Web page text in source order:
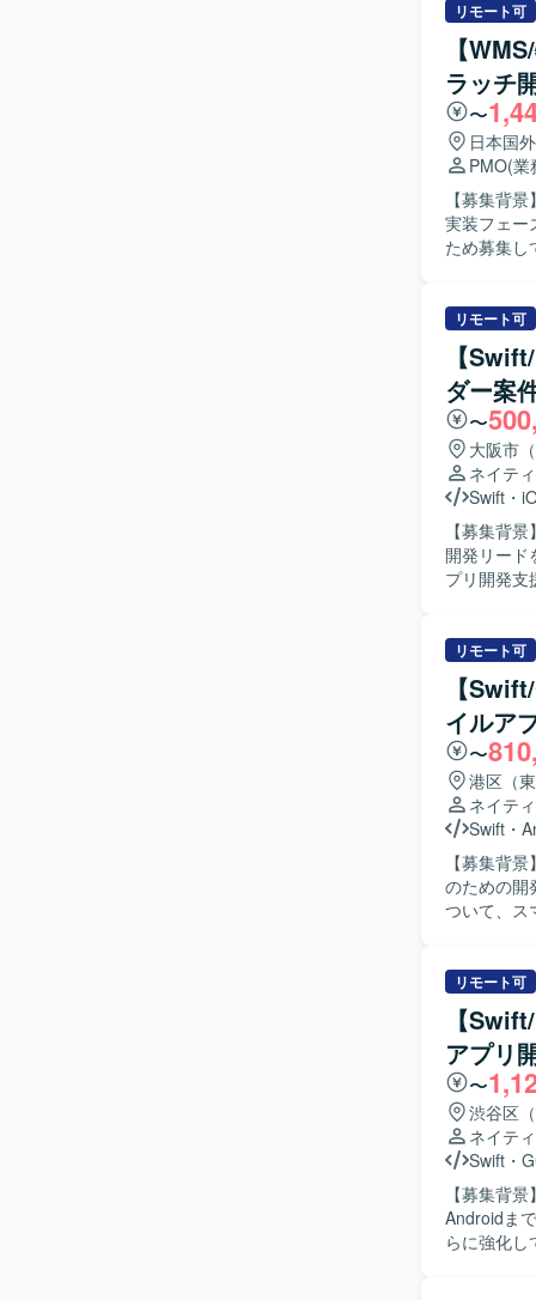
リモート可
【
ラッチ
〜
日本国外
PMO(業
【募集背
実装フェー
ため募集しております。 【作業内容】 事
どPMO業務を
WMSに対
す。 関係
望ましいです。 【ポジションの魅力】 グループ全体のSCM改革と
て、中核と
ベンダコ
ードする経験を積むこと
ッチ開発
に関わっ
リモート可
【
ダー案
〜
大阪市
ネイテ
Swift ・
【募集背
開発リードを担っ
プリ開発支
で一貫し
報告などの機能を想定し
設計方針
術課題整理
や生産性の向
通インフ
上流工程
真登録な
後、AI開発
発環境】
行います。
と連携する
リモート可
【
イルア
〜
港区（
ネイテ
Swift ・
【募集背
のための開発体制強化
ついて、ス
から実装
がら、品質
力】 金融
スのモバ
つ、金融ドメインの
リ開発環
リモート可
【
アプリ
〜
渋谷区
ネイテ
Swift ・
【募集背
Androidま
らに強化していくための募集